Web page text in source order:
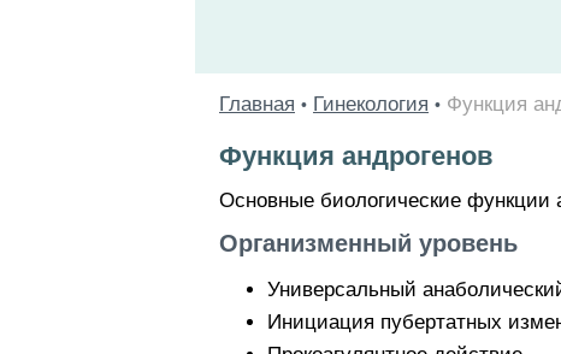
Главная • Гинекология • Функция
Функция андрогенов
Основные биологические функции
Организменный уровень
Универсальный
Инициация пубертатных